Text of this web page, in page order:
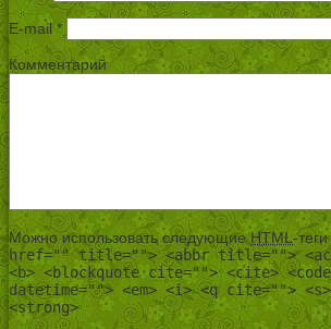
E-mail *
Комментарий
Можно использовать следующиеHTML-
href="" title=""> <abbr title="">
<b> <blockquote cite=""> <cite>
datetime=""> <em> <i> <q cite="">
<strong>